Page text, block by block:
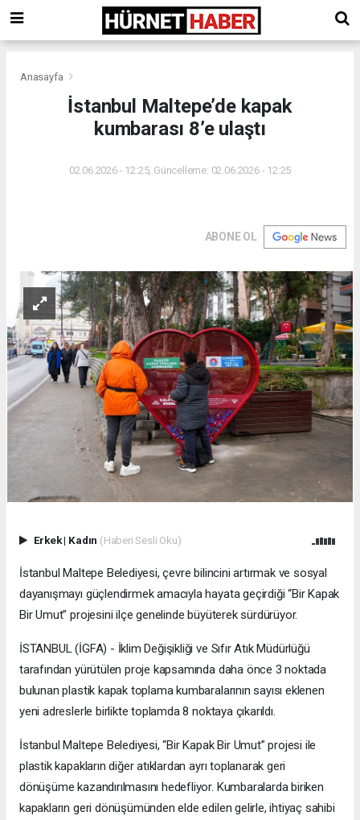
Anasayfa
İstanbul Maltepe’de kapak
kumbarası 8’e ulaştı
02.06.2026 - 12:25, Güncelleme: 02.06.2026 - 12:25
ABONE OL
Erkek| Kadın (Haberi Sesli Oku)
İstanbul Maltepe Belediyesi, çevre bilincini artırmak ve sosyal
dayanışmayı güçlendirmek amacıyla hayata geçirdiği “Bir Kapak
Bir Umut” projesini ilçe genelinde büyüterek sürdürüyor.
İSTANBUL (İGFA) - İklim Değişikliği ve Sıfır Atık Müdürlüğü
tarafından yürütülen proje kapsamında daha önce 3 noktada
bulunan plastik kapak toplama kumbaralarının sayısı eklenen
yeni adreslerle birlikte toplamda 8 noktaya çıkarıldı.
İstanbul Maltepe Belediyesi, “Bir Kapak Bir Umut” projesi ile
plastik kapakların diğer atıklardan ayrı toplanarak geri
dönüşüme kazandırılmasını hedefliyor. Kumbaralarda biriken
kapakların geri dönüşümünden elde edilen gelirle, ihtiyaç sahibi